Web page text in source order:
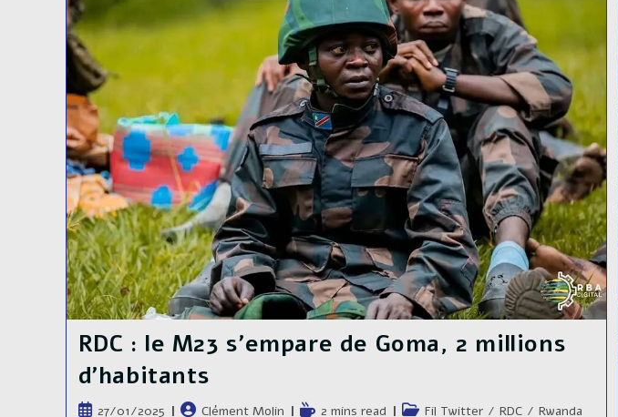
Dans
L’est
De
RDC : le M23 s’empare de Goma, 2 millions
d’habitants
Publication
27/01/2025 Auteur/autrice
Clément Molin Temps2 mins read PostFil Twitter / RDC / Rwanda